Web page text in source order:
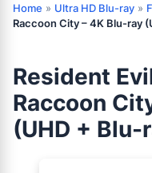
Home » Ultra HD Blu-ray »
Raccoon City – 4K Blu-ray
Resident
Raccoon
(UHD + Blu-